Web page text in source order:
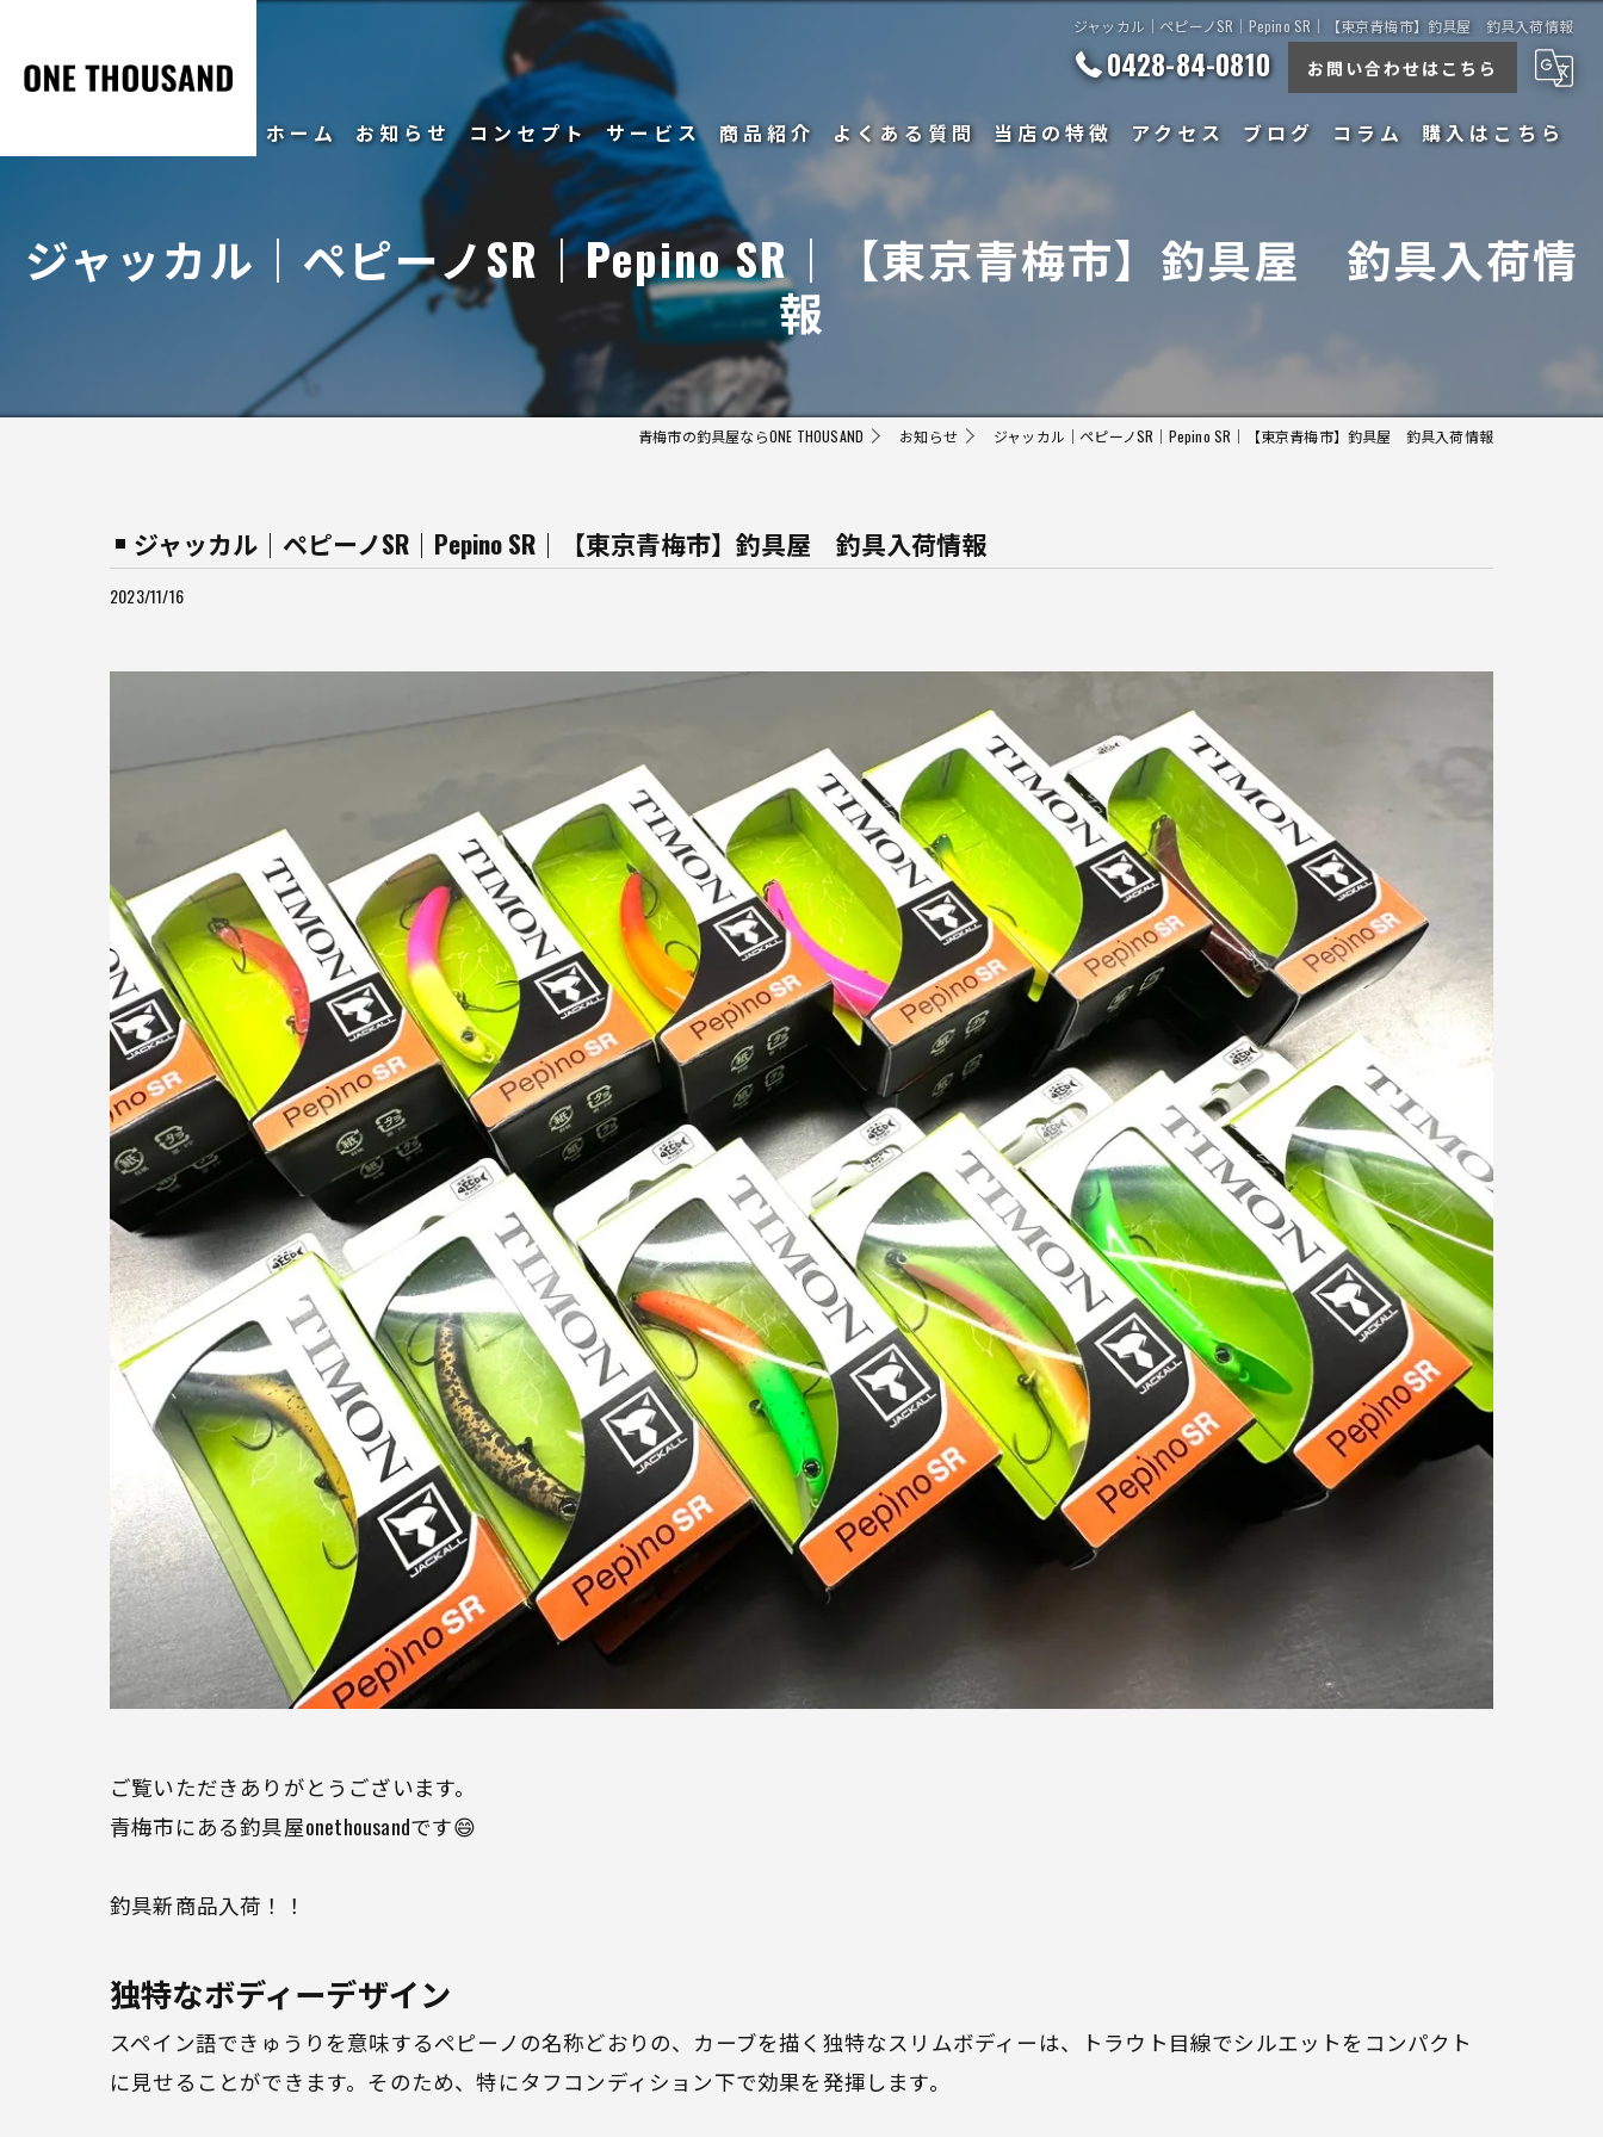
ジャッカル｜ペピーノSR｜Pepino SR｜【東京青梅市】釣具屋 釣具入荷情報
0428-84-0810 お問い合わせはこちら
ホーム お知らせ コンセプト サービス 商品紹介 よくある質問 当店の特徴
リール
メンテナンス
アクセス ブログ コラム 購入はこちら
ジャッカル｜ペピーノSR｜Pepino SR｜【東京青梅市】釣具屋 釣具入荷情
報
青梅市の釣具屋ならONE THOUSAND お知らせ ジャッカル｜ペピーノSR｜Pepino SR｜【東京青梅市】釣具屋 釣具入荷情報
ジャッカル｜ペピーノSR｜Pepino SR｜【東京青梅市】釣具屋 釣具入荷情報
2023/11/16
ご覧いただきありがとうございます。
青梅市にある釣具屋onethousandです😄
釣具新商品入荷！！
独特なボディーデザイン
スペイン語できゅうりを意味するペピーノの名称どおりの、カーブを描く独特なスリムボディーは、トラウト目線でシルエットをコンパクト
に見せることができます。そのため、特にタフコンディション下で効果を発揮します。